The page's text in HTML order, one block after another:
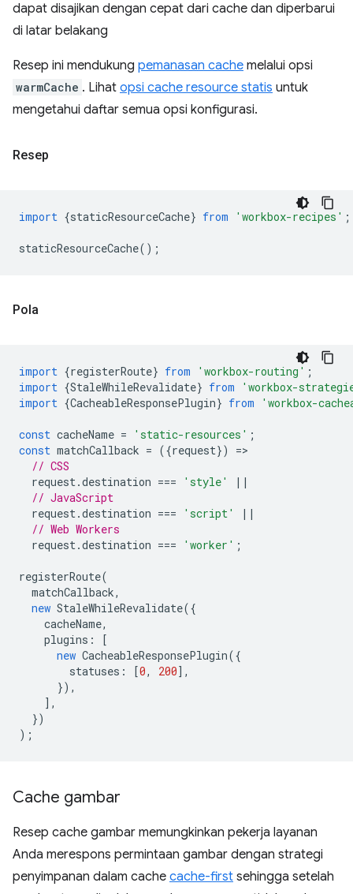
dapat disajikan dengan cepat dari cache dan diperbarui
di latar belakang
Resep ini mendukung pemanasan cache melalui opsi
warmCache . Lihat opsi cache resource statis untuk
mengetahui daftar semua opsi konfigurasi.
Resep
import {staticResourceCache} from 'workbox-recipes' ;
staticResourceCache();
Pola
import {registerRoute} from 'workbox-routing' ;
import {StaleWhileRevalidate} from
'workbox-
import {CacheableResponsePlugin} from 'workbox-
const cacheName = 'static-resources' ;
const matchCallback = ({request}) =
// CSS
request.destination === 'style'
||
// JavaScript
request.destination === 'script'
||
// Web Workers
request.destination === 'worker' ;
registerRoute(
matchCallback,
new StaleWhileRevalidate({
cacheName,
plugins :
[
new CacheableResponsePlugin({
statuses : [0, 200],
}),
],
})
);
Cache gambar
Resep cache gambar memungkinkan pekerja layanan
Anda merespons permintaan gambar dengan strategi
penyimpanan dalam cache cache-first sehingga setelah